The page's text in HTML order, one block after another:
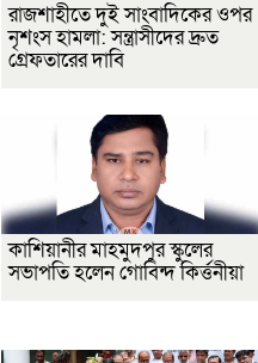
রাজশাহীতে দুই সাংবাদিকের ওপর
নৃশংস হামলা: সন্ত্রাসীদের দ্রুত
গ্রেফতারের দাবি
কাশিয়ানীর মাহমুদপুর স্কুলের
সভাপতি হলেন গোবিন্দ কির্ত্তনীয়া